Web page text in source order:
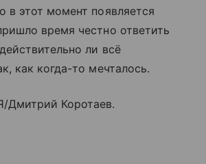
в этот момент появляется
время честно ответить
ли всё
как когда-то мечталось.
Коротаев.